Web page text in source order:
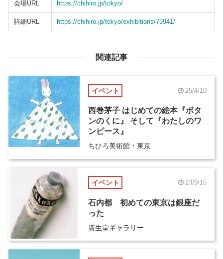
会場URL https://chihiro.jp/tokyo/
詳細URL https://chihiro.jp/tokyo/exhibitions/73941/
関連記事
イベント 25/4/10
西巻茅子 はじめての絵本『ボタ
ンのくに』 そして『わたしのワ
ンピース』
ちひろ美術館・東京
イベント 23/9/15
石内都 初めての東京は銀座だ
った
資生堂ギャラリー